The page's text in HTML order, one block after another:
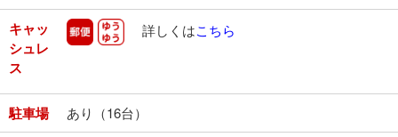
キャッ
シュレ
ス
郵便 ゆうゆう
詳しくはこちら
駐車場 あり（16台）